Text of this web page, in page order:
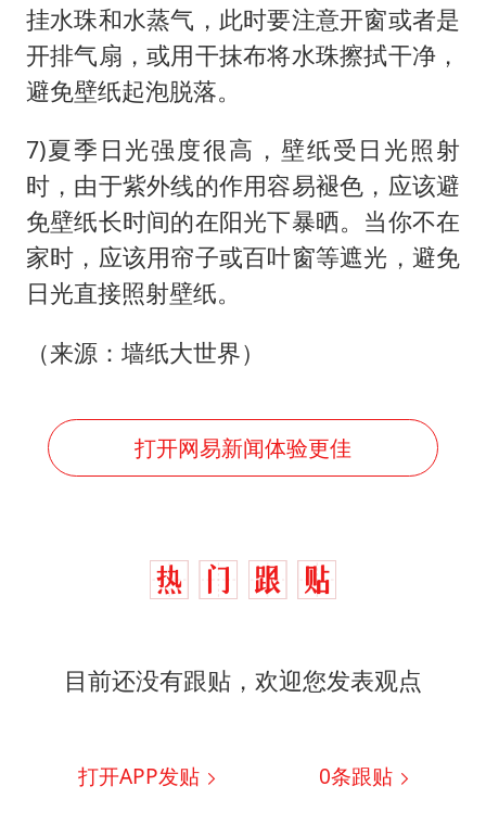
挂水珠和水蒸气，此时要注意开窗或者是
开排气扇，或用干抹布将水珠擦拭干净，
避免壁纸起泡脱落。
7)夏季日光强度很高，壁纸受日光照射
时，由于紫外线的作用容易褪色，应该避
免壁纸长时间的在阳光下暴晒。当你不在
家时，应该用帘子或百叶窗等遮光，避免
日光直接照射壁纸。
（来源：墙纸大世界）
打开网易新闻体验更佳
目前还没有跟贴，欢迎您发表观点
打开APP发贴 0条跟贴